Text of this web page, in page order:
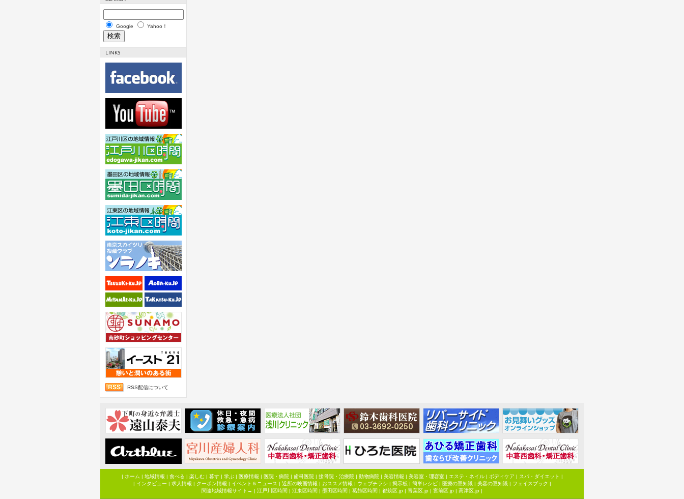
Google Yahoo！
RSS配信について
| ホーム | 地域情報 | 食べる | 楽しむ| 暮す| 学ぶ| 医療情報 | 医院・病院| 歯科医院| 接骨院・治療院| 動物病院| 美容情報 | 美容室・理容室| エステ・ネイル| ボディケア | スパ・ダイエット |
| インタビュー | 求人情報 | クーポン情報 | イベント＆ニュース | 近所の映画情報 | おススメ情報 | ウェブチラシ | 掲示板 | 簡単レシピ| 医療の豆知識| 美容の豆知識| フェイスブック |
関連地域情報サイト→ | 江戸川区時間 | 江東区時間 | 墨田区時間 | 葛飾区時間 | 都筑区.jp | 青葉区.jp | 宮前区.jp | 高津区.jp |